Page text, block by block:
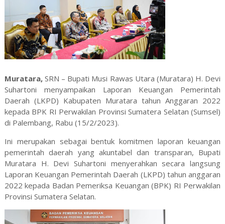
Muratara,SRN – Bupati Musi Rawas Utara (Muratara) H. Devi
Suhartoni menyampaikan Laporan Keuangan Pemerintah
Daerah (LKPD) Kabupaten Muratara tahun Anggaran 2022
kepada BPK RI Perwakilan Provinsi Sumatera Selatan (Sumsel)
di Palembang, Rabu (15/2/2023).
Ini merupakan sebagai bentuk komitmen laporan keuangan
pemerintah daerah yang akuntabel dan transparan, Bupati
Muratara H. Devi Suhartoni menyerahkan secara langsung
Laporan Keuangan Pemerintah Daerah (LKPD) tahun anggaran
2022 kepada Badan Pemeriksa Keuangan (BPK) RI Perwakilan
Provinsi Sumatera Selatan.